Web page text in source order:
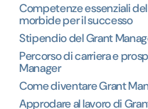
Competenze essenziali
morbide per il successo
Stipendio del Grant
Percorso di carriera e
Manager
Come diventare Grant
Approdare al lavoro di